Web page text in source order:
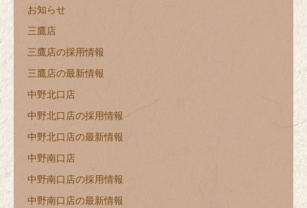
お知らせ
三鷹店
三鷹店の採用情報
三鷹店の最新情報
中野北口店
中野北口店の採用情報
中野北口店の最新情報
中野南口店
中野南口店の採用情報
中野南口店の最新情報